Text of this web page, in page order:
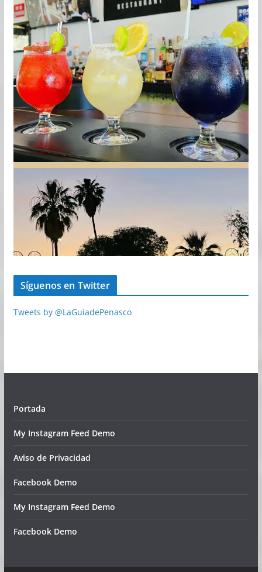
Síguenos en Twitter
Tweets by @LaGuiadePenasco
Portada
My Instagram Feed Demo
Aviso de Privacidad
Facebook Demo
My Instagram Feed Demo
Facebook Demo